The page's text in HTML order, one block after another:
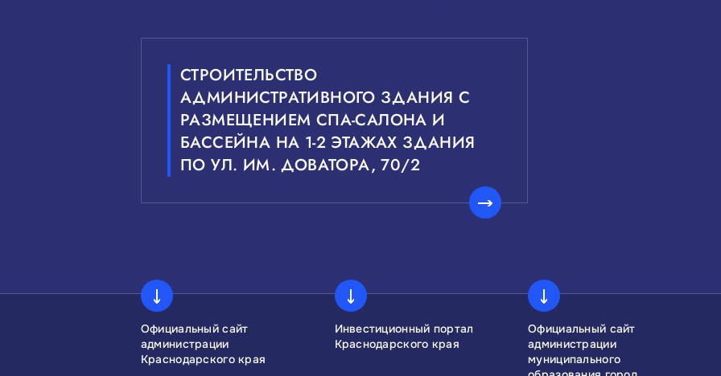
СТРОИТЕЛЬСТВО
АДМИНИСТРАТИВНОГО ЗДАНИЯ С
РАЗМЕЩЕНИЕМ СПА-САЛОНА И
БАССЕЙНА НА 1-2 ЭТАЖАХ ЗДАНИЯ
ПО УЛ. ИМ. ДОВАТОРА, 70/2
Официальный сайт
администрации
Краснодарского края
Инвестиционный портал
Краснодарского края
Официальный сайт
администрации
муниципального